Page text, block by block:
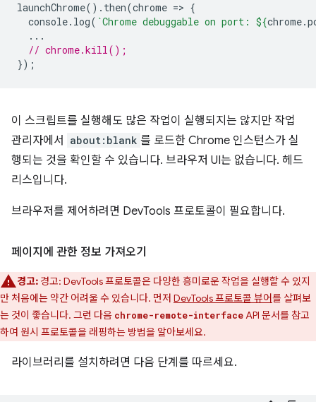
launchChrome(). then(chrome => {
console. log( `Chrome debuggable on port: ${chrome.
...
// chrome.kill();
});
이 스크립트를 실행해도 많은 작업이 실행되지는 않지만 작업
관리자에서
about:blank 를 로드한 Chrome 인스턴스가 실
행되는 것을 확인할 수 있습니다. 브라우저 UI는 없습니다. 헤드
리스입니다.
브라우저를 제어하려면 DevTools 프로토콜이 필요합니다.
페이지에 관한 정보 가져오기
경고: 경고: DevTools 프로토콜은 다양한 흥미로운 작업을 실행할 수 있지
만 처음에는 약간 어려울 수 있습니다. 먼저 DevTools 프로토콜 뷰어를 살펴보
는 것이 좋습니다. 그런 다음 chrome-remote-interfaceAPI 문서를 참고
하여 원시 프로토콜을 래핑하는 방법을 알아보세요.
라이브러리를 설치하려면 다음 단계를 따르세요.